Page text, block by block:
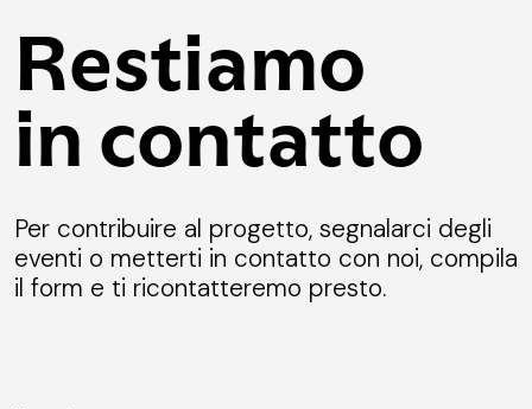
Restiamo
in contatto
Per contribuire al progetto, segnalarci degli
eventi o metterti in contatto con noi, compila
il form e ti ricontatteremo presto.